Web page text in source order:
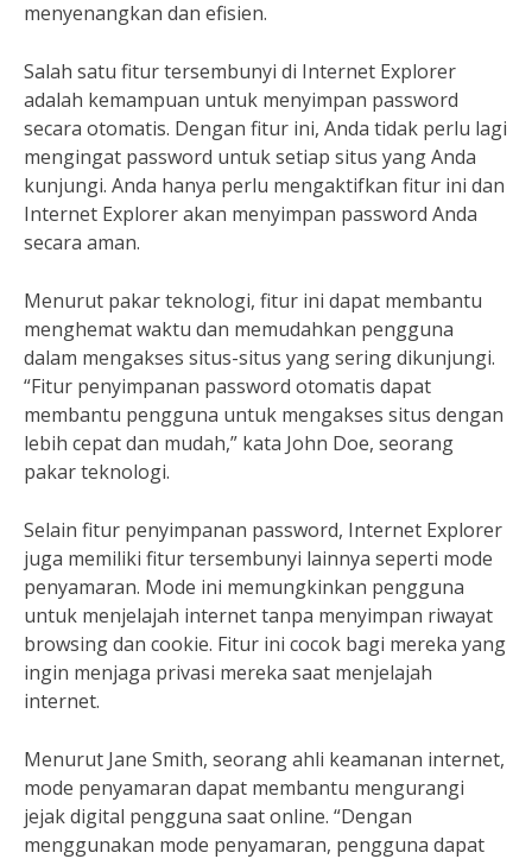
menyenangkan dan efisien.
Salah satu fitur tersembunyi di Internet Explorer
adalah kemampuan untuk menyimpan password
secara otomatis. Dengan fitur ini, Anda tidak perlu lagi
mengingat password untuk setiap situs yang Anda
kunjungi. Anda hanya perlu mengaktifkan fitur ini dan
Internet Explorer akan menyimpan password Anda
secara aman.
Menurut pakar teknologi, fitur ini dapat membantu
menghemat waktu dan memudahkan pengguna
dalam mengakses situs-situs yang sering dikunjungi.
“Fitur penyimpanan password otomatis dapat
membantu pengguna untuk mengakses situs dengan
lebih cepat dan mudah,” kata John Doe, seorang
pakar teknologi.
Selain fitur penyimpanan password, Internet Explorer
juga memiliki fitur tersembunyi lainnya seperti mode
penyamaran. Mode ini memungkinkan pengguna
untuk menjelajah internet tanpa menyimpan riwayat
browsing dan cookie. Fitur ini cocok bagi mereka yang
ingin menjaga privasi mereka saat menjelajah
internet.
Menurut Jane Smith, seorang ahli keamanan internet,
mode penyamaran dapat membantu mengurangi
jejak digital pengguna saat online. “Dengan
menggunakan mode penyamaran, pengguna dapat